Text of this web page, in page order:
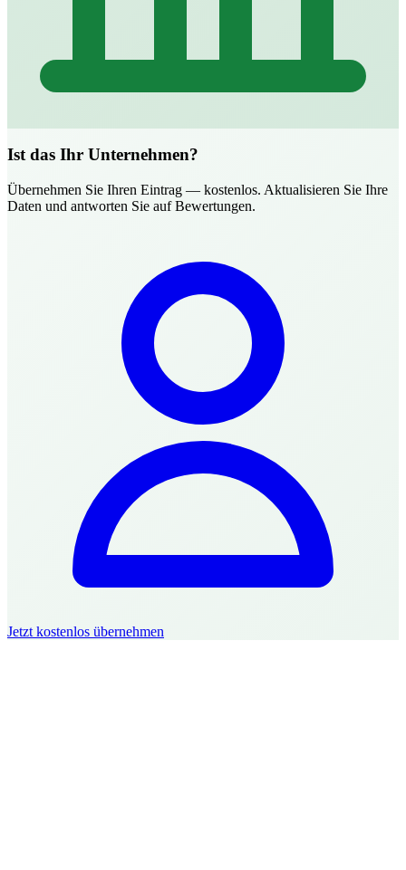
Ist das Ihr Unternehmen?
Übernehmen Sie Ihren Eintrag — kostenlos. Aktualisieren Sie Ihre
Daten und antworten Sie auf Bewertungen.
Jetzt kostenlos übernehmen